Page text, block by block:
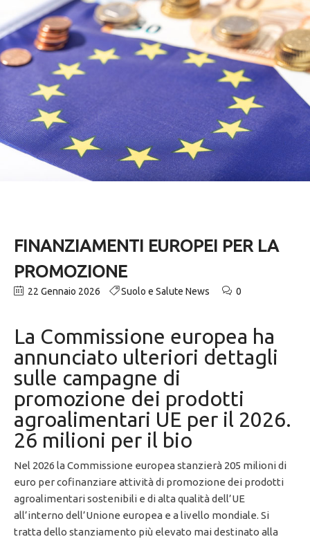
FINANZIAMENTI EUROPEI PER LA
PROMOZIONE
22 Gennaio 2026 Suolo e Salute News 0
La Commissione europea ha
annunciato ulteriori dettagli
sulle campagne di
promozione dei prodotti
agroalimentari UE per il 2026.
26 milioni per il bio
Nel 2026 la Commissione europea stanzierà 205 milioni di
euro per cofinanziare attività di promozione dei prodotti
agroalimentari sostenibili e di alta qualità dell’UE
all’interno dell’Unione europea e a livello mondiale. Si
tratta dello stanziamento più elevato mai destinato alla